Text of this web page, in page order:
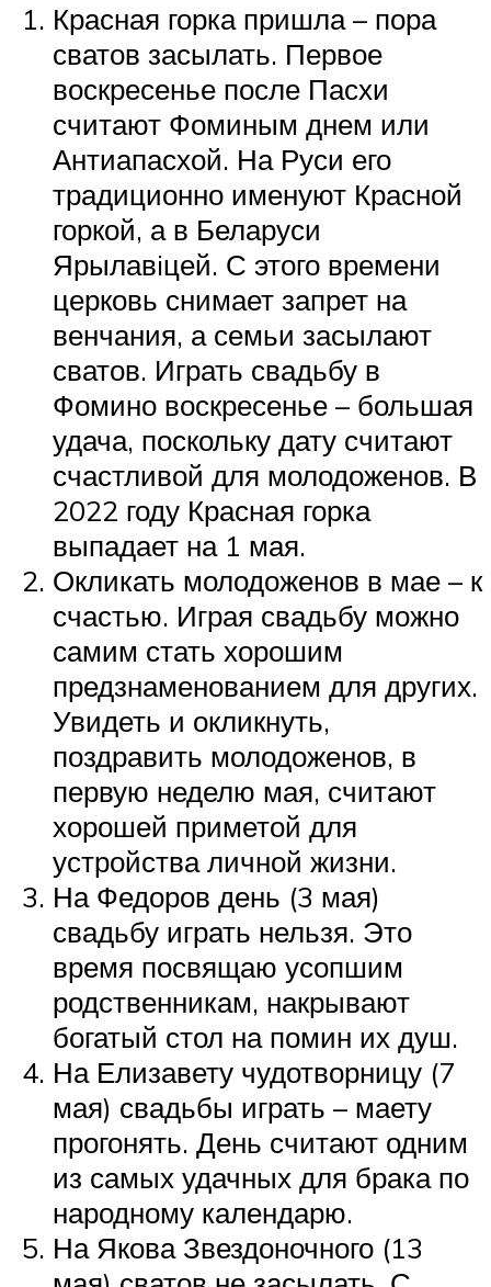
Красная горка пришла – пора
сватов засылать. Первое
воскресенье после Пасхи
считают Фоминым днем или
Антиапасхой. На Руси его
традиционно именуют Красной
горкой, а в Беларуси
Ярылавiцей. С этого времени
церковь снимает запрет на
венчания, а семьи засылают
сватов. Играть свадьбу в
Фомино воскресенье – большая
удача, поскольку дату считают
счастливой для молодоженов. В
2022 году Красная горка
выпадает на 1 мая.
Окликать молодоженов в мае – к
счастью. Играя свадьбу можно
самим стать хорошим
предзнаменованием для других.
Увидеть и окликнуть,
поздравить молодоженов, в
первую неделю мая, считают
хорошей приметой для
устройства личной жизни.
На Федоров день (3 мая)
свадьбу играть нельзя. Это
время посвящаю усопшим
родственникам, накрывают
богатый стол на помин их душ.
На Елизавету чудотворницу (7
мая) свадьбы играть – маету
прогонять. День считают одним
из самых удачных для брака по
народному календарю.
На Якова Звездоночного (13